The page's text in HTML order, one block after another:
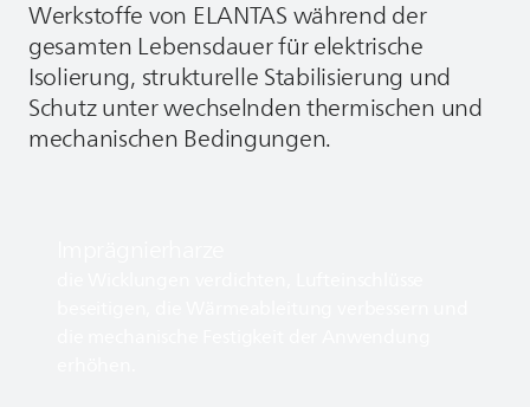
Werkstoffe von ELANTASwährend der
gesamten Lebensdauer für elektrische
Isolierung, strukturelle Stabilisierung und
Schutz unter wechselnden thermischen und
mechanischen Bedingungen.